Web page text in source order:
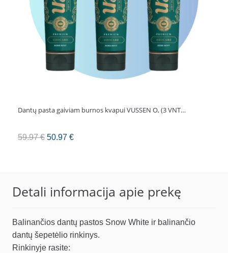
Dantų pasta gaiviam burnos kvapui VUSSEN O, (3 VNT…
59.97€ Original
50.97 €Current
Detali informacija apie prekę
Balinančios dantų pastos Snow White ir balinančio
dantų šepetėlio rinkinys.
Rinkinyje rasite: